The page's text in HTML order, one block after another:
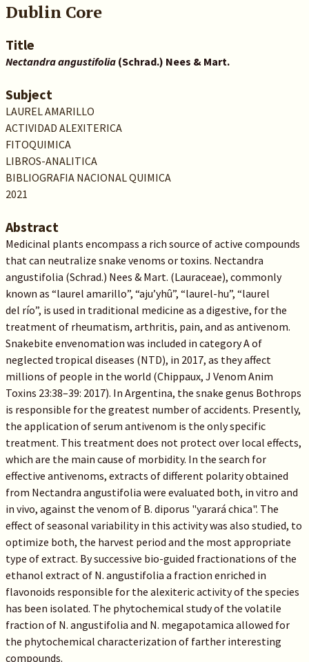
Dublin Core
Title
Nectandra angustifolia(Schrad.) Nees & Mart.
Subject
LAUREL AMARILLO
ACTIVIDAD ALEXITERICA
FITOQUIMICA
LIBROS-ANALITICA
BIBLIOGRAFIA NACIONAL QUIMICA
2021
Abstract
Medicinal plants encompass a rich source of active compounds
that can neutralize snake venoms or toxins. Nectandra
angustifolia (Schrad.) Nees & Mart. (Lauraceae), commonly
known as “laurel amarillo”, “aju’yhû”, “laurel-hu”, “laurel
del río”, is used in traditional medicine as a digestive, for the
treatment of rheumatism, arthritis, pain, and as antivenom.
Snakebite envenomation was included in category A of
neglected tropical diseases (NTD), in 2017, as they affect
millions of people in the world (Chippaux, J Venom Anim
Toxins 23:38–39: 2017). In Argentina, the snake genus Bothrops
is responsible for the greatest number of accidents. Presently,
the application of serum antivenom is the only specific
treatment. This treatment does not protect over local effects,
which are the main cause of morbidity. In the search for
effective antivenoms, extracts of different polarity obtained
from Nectandra angustifolia were evaluated both, in vitro and
in vivo, against the venom of B. diporus "yarará chica". The
effect of seasonal variability in this activity was also studied, to
optimize both, the harvest period and the most appropriate
type of extract. By successive bio-guided fractionations of the
ethanol extract of N. angustifolia a fraction enriched in
flavonoids responsible for the alexiteric activity of the species
has been isolated. The phytochemical study of the volatile
fraction of N. angustifolia and N. megapotamica allowed for
the phytochemical characterization of farther interesting
compounds.